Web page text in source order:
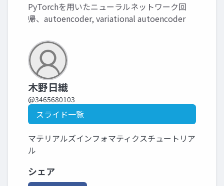
PyTorchを用いたニューラルネットワーク回
帰、autoencoder, variational autoencoder
木野日織
@3465680103
スライド一覧
マテリアルズインフォマティクスチュートリア
ル
シェア